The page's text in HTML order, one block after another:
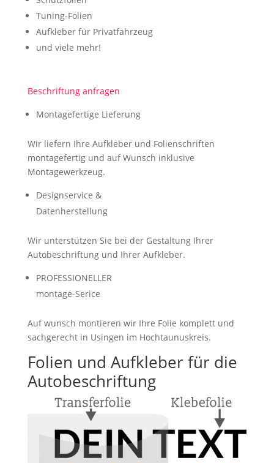
Tuning-Folien
Aufkleber für Privatfahrzeug
und viele mehr!
Beschriftung anfragen
Montagefertige Lieferung
Wir liefern Ihre Aufkleber und Folienschriften
montagefertig und auf Wunsch inklusive
Montagewerkzeug.
Designservice &
Datenherstellung
Wir unterstützen Sie bei der Gestaltung Ihrer
Autobeschriftung und Ihrer Aufkleber.
PROFESSIONELLER
montage-Serice
Auf wunsch montieren wir Ihre Folie komplett und
sachgerecht in Usingen im Hochtaunuskreis.
Folien und Aufkleber für die
Autobeschriftung